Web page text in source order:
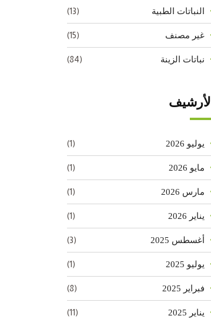
النباتات الطبية (13)
غير مصنف (15)
نباتات الزينة (84)
الأرشيف
يوليو 2026 (1)
مايو 2026 (1)
مارس 2026 (1)
يناير 2026 (1)
أغسطس 2025 (3)
يوليو 2025 (1)
فبراير 2025 (8)
يناير 2025 (11)